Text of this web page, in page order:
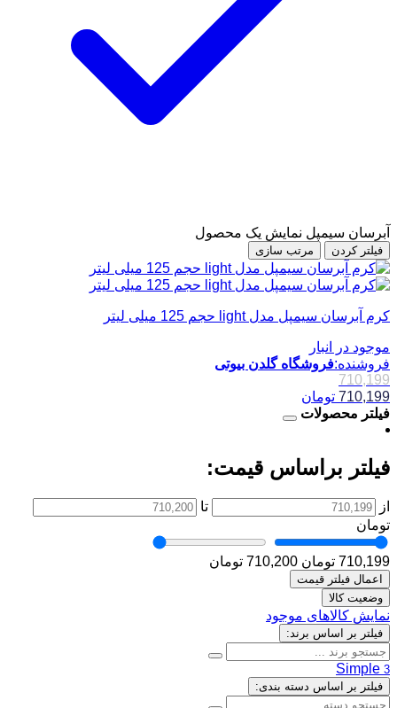
آبرسان سیمپل نمایش یک محصول
فیلتر کردن مرتب سازی
کرم آبرسان سیمپل مدل light حجم 125 میلی لیتر
موجود در انبار
فروشنده:فروشگاه گلدن بیوتی
710,199
710,199 تومان
فیلتر محصولات
فیلتر براساس قیمت:
از
تا
تومان
710,199 تومان 710,200 تومان
اعمال فیلتر قیمت
وضعیت کالا
نمایش کالاهای موجود
فیلتر بر اساس برند:
Simple 3
فیلتر بر اساس دسته بندی: